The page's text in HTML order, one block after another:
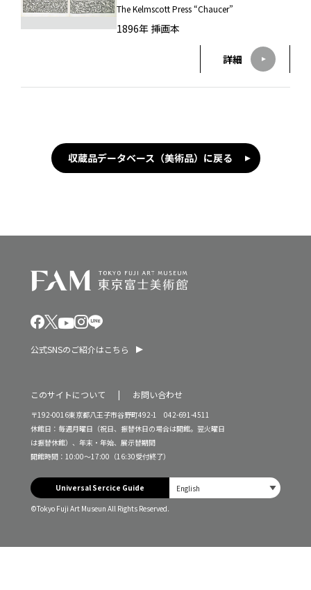
The Kelmscott Press “Chaucer”
1896年 挿画本
詳細
収蔵品データベース（美術品）に戻る
公式SNSのご紹介はこちら
このサイトについて お問い合わせ
〒192-0016東京都八王子市谷野町492-1 042-691-4511
休館日：毎週月曜日（祝日、振替休日の場合は開館。翌火曜日
は振替休館）、年末・年始、展示替期間
開館時間：10:00～17:00（16:30受付終了）
Universal Sercice Guide
©Tokyo Fuji Art Museun All Rights Reserved.